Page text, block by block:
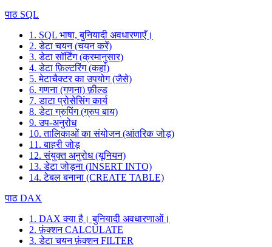
पाठ SQL
1. SQL भाषा, बुनियादी अवधारणाएँ।
2. डेटा चयन (चयन करें)
3. डेटा सॉर्टिंग (क्रमानुसार)
4. डेटा फ़िल्टरिंग (कहां)
5. मेटाचैक्टर का उपयोग (जैसे)
6. गणना (गणना) फ़ील्ड
7. डाटा प्रोसेसिंग कार्य
8. डेटा ग्रुपिंग (ग्रुप बाय)
9. उप-अनुरोध
10. तालिकाओं का संयोजन (आंतरिक जोड़)
11. बाहरी जोड़
12. संयुक्त अनुरोध (यूनियन)
13. डेटा जोड़ना (INSERT INTO)
14. टेबल बनाना (CREATE TABLE)
पाठ DAX
1. DAX क्या है। बुनियादी अवधारणाओं।
2. फ़ंक्शन CALCULATE
3. डेटा चयन फ़ंक्शन FILTER